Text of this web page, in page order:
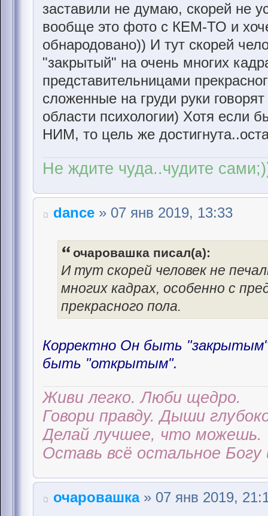
заставили не думаю, скорей не
вообще это фото с КЕМ-ТО и
обнародовано)) И тут скорей
"закрытый" на очень многих
представительницами
сложенные на груди руки
области психологии) Хотя если
НИМ, то цель же
Не ждите чуда..чудите
dance » 07 янв 2019, 13:33
очаровашка писал(а):
И тут скорей человек не
многих кадрах, особенно с
прекрасного пола.
Корректно Он быть
быть "открытым".
Живи легко. Люби щедро.
Говори правду. Дыши
Делай лучшее, что можешь.
Оставь всё остальное Богу
очаровашка» 07 янв 2019,